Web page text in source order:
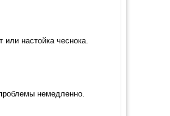
настойка чеснока.
немедленно.